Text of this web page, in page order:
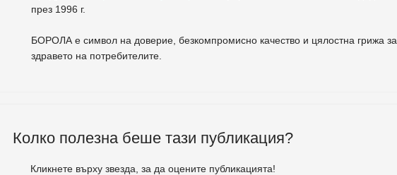
през 1996 г.
БОРОЛА е символ на доверие, безкомпромисно качество и цялостна грижа за
здравето на потребителите
Колко полезна беше тази публикация?
Кликнете върху звезда, за да оцените публикацията!